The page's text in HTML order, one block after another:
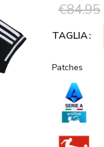
€84.95
TAGLIA
Patches